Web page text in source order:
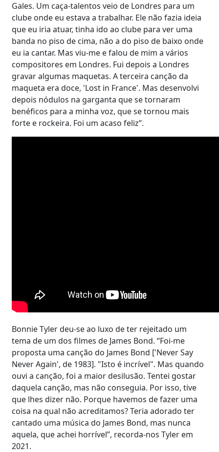
Gales. Um caça-talentos veio de Londres para um
clube onde eu estava a trabalhar. Ele não fazia ideia
que eu iria atuar, tinha ido ao clube para ver uma
banda no piso de cima, não a do piso de baixo onde
eu ia cantar. Mas viu-me e falou de mim a vários
compositores em Londres. Fui depois a Londres
gravar algumas maquetas. A terceira canção da
maqueta era doce, 'Lost in France'. Mas desenvolvi
depois nódulos na garganta que se tornaram
benéficos para a minha voz, que se tornou mais
forte e rockeira. Foi um acaso feliz”.
Bonnie Tyler deu-se ao luxo de ter rejeitado um
tema de um dos filmes de James Bond. “Foi-me
proposta uma canção do James Bond ['Never Say
Never Again', de 1983]. "Isto é incrível". Mas quando
ouvi a canção, foi a maior desilusão. Tentei gostar
daquela canção, mas não conseguia. Por isso, tive
que lhes dizer não. Porque havemos de fazer uma
coisa na qual não acreditamos? Teria adorado ter
cantado uma música do James Bond, mas nunca
aquela, que achei horrível”, recorda-nos Tyler em
2021.